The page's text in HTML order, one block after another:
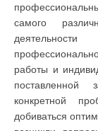
самого
работы и
поставленной
конкретной
добиваться